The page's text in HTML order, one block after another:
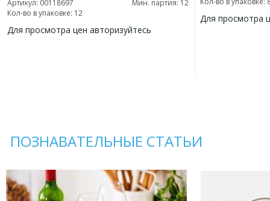
Артикул: 00118697
Мин. партия: 12
Кол-во в упаковке: 12
Для просмотра цен авторизуйтесь
Для просмотра
ПОЗНАВАТЕЛЬНЫЕ СТАТЬИ